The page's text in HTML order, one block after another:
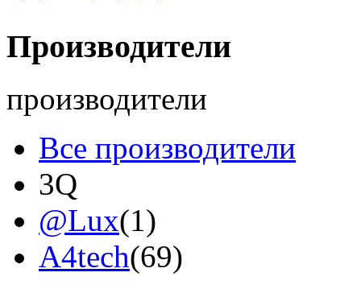
Производители
производители
Все производители
3Q
@Lux(1)
A4tech(69)